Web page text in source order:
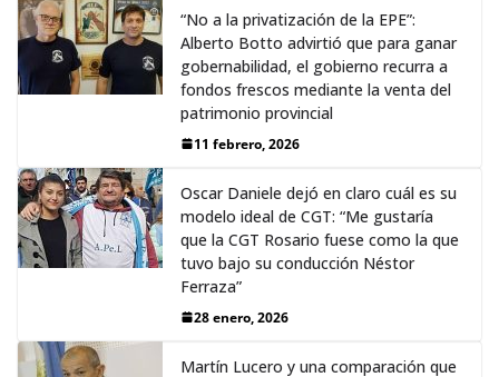
“No a la privatización de la EPE”:
Alberto Botto advirtió que para ganar
gobernabilidad, el gobierno recurra a
fondos frescos mediante la venta del
patrimonio provincial
11 febrero, 2026
Oscar Daniele dejó en claro cuál es su
modelo ideal de CGT: “Me gustaría
que la CGT Rosario fuese como la que
tuvo bajo su conducción Néstor
Ferraza”
28 enero, 2026
Martín Lucero y una comparación que